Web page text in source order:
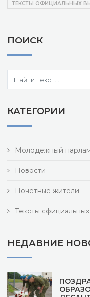
ТЕКСТЫ ОФИЦИАЛЬНЫХ
ПОИСК
КАТЕГОРИИ
Молодежный
Новости
Почетные жители
Тексты
НЕДАВНИЕ